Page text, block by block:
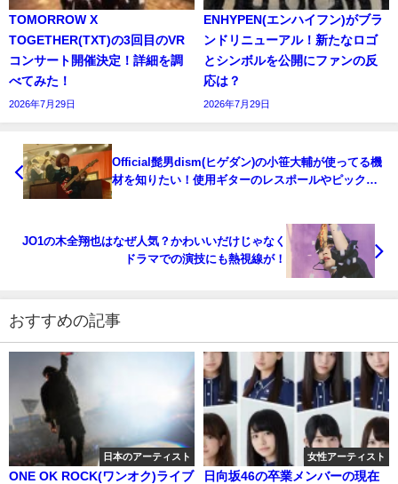
TOMORROW X
TOGETHER(TXT)の3回目のVR
コンサート開催決定！詳細を調
べてみた！
2026年7月29日
ENHYPEN(エンハイフン)がブラ
ンドリニューアル！新たなロゴ
とシンボルを公開にファンの反
応は？
2026年7月29日
Official髭男dism(ヒゲダン)の小笹大輔が使ってる機
材を知りたい！使用ギターのレスポールやピックに
JO1の木全翔也はなぜ人気？かわいいだけじゃなく
ドラマでの演技にも熱視線が！
おすすめの記事
日本のアーティスト
ONE OK ROCK(ワンオク)ライブ
女性アーティスト
日向坂46の卒業メンバーの現在